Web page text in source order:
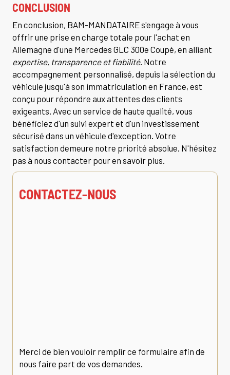
CONCLUSION
En conclusion, BAM-MANDATAIRE s'engage à vous
offrir une prise en charge totale pour l'achat en
Allemagne d'une Mercedes GLC 300e Coupé, en alliant
expertise, transparence et fiabilité. Notre
accompagnement personnalisé, depuis la sélection du
véhicule jusqu'à son immatriculation en France, est
conçu pour répondre aux attentes des clients
exigeants. Avec un service de haute qualité, vous
bénéficiez d'un suivi expert et d'un investissement
sécurisé dans un véhicule d'exception. Votre
satisfaction demeure notre priorité absolue. N'hésitez
pas à nous contacter pour en savoir plus.
CONTACTEZ-NOUS
Merci de bien vouloir remplir ce formulaire afin de
nous faire part de vos demandes.